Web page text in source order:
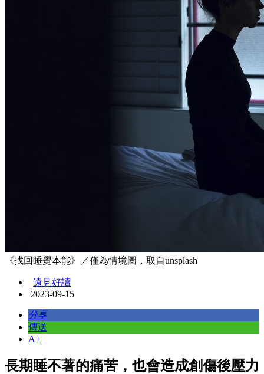
《找回睡覺本能》／僅為情境圖，取自unsplash
遠見好讀
2023-09-15
分享
傳送
A+
長期睡不著的痛苦，也會造成創傷後壓力